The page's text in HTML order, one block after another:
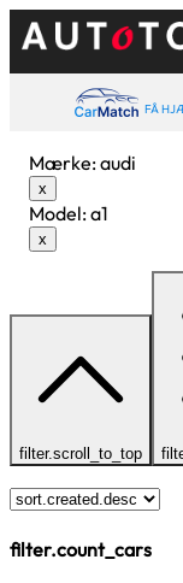
FÅ
Mærke:audi
x
Model:a1
x
filter.scroll_to_top
filter.count_cars